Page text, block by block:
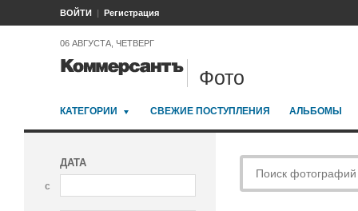
ВОЙТИ Регистрация
06 АВГУСТА, ЧЕТВЕРГ
Фото
КАТЕГОРИИ СВЕЖИЕ ПОСТУПЛЕНИЯ АЛЬБОМЫ
ДАТА
с